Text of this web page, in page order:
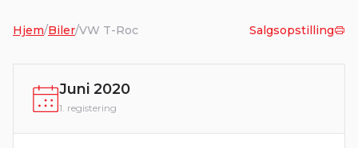
Hjem/Biler/VW T-Roc Salgsopstilling
Juni 2020
1. registering